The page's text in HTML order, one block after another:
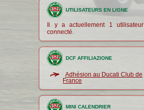
UTILISATEURS EN LIGNE
Il y a actuellement 1 utilisateur
connecté.
DCF AFFILIAZIONE
Adhésion au Ducati Club de
France
MINI CALENDRIER